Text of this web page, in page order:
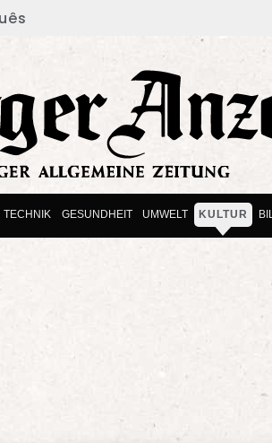
TECHNIK GESUNDHEIT UMWELT KULTUR